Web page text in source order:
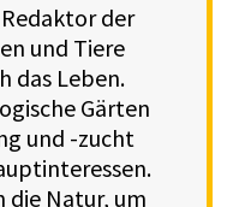
der
und Tiere
das Leben.
Gärten
und -zucht
die Natur, um